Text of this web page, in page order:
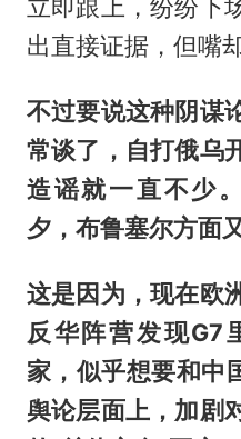
立即跟上，纷纷下
出直接证据，但嘴
不过要说这种阴谋
常谈了，自打俄乌
造谣就一直不少
夕，布鲁塞尔方面
这是因为，现在欧
反华阵营发现G7
家，似乎想要和中
舆论层面上，加剧